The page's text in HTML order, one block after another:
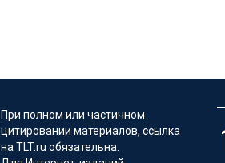
При полном или частичном
цитировании материалов, ссылка
на TLT.ru обязательна.